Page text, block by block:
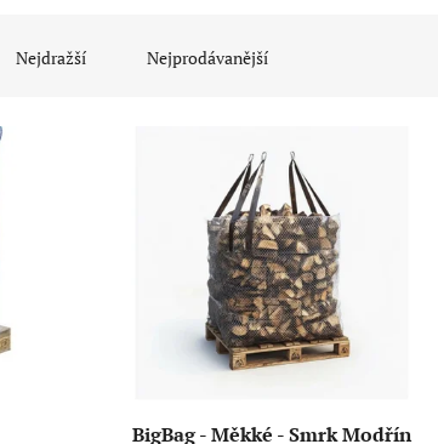
Nejdražší Nejprodávanější
BigBag - Měkké - Smrk Modřín